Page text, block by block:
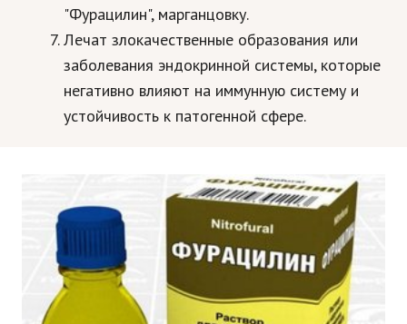
"Фурацилин", марганцовку.
Лечат злокачественные образования или
заболевания эндокринной системы, которые
негативно влияют на иммунную систему и
устойчивость к патогенной сфере.